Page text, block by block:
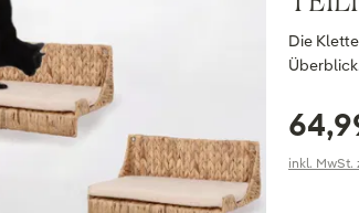
Die
inkl. MwSt.